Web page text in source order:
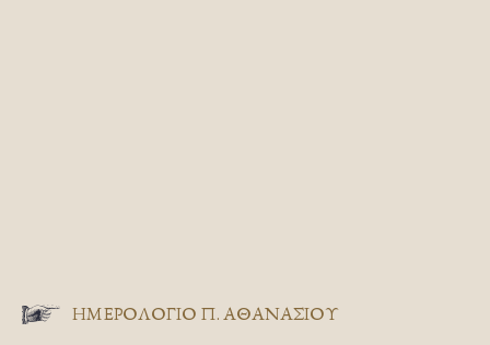
ΗΜΕΡΟΛΟΓΙΟ Π. ΑΘΑΝΑΣΙΟΥ